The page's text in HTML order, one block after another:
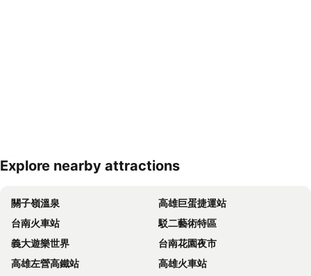
展開地圖
Explore nearby attractions
關子嶺溫泉
高雄巨蛋捷運站
台南火車站
駁二藝術特區
義大遊樂世界
台南花園夜市
高雄左營高鐵站
高雄火車站